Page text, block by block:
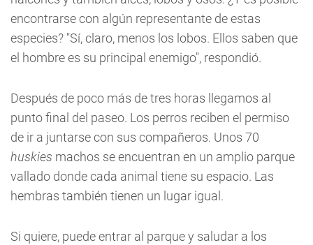
encontrarse con algún representante de estas
especies? "Sí, claro, menos los lobos. Ellos saben que
el hombre es su principal enemigo", respondió.
Después de poco más de tres horas llegamos al
punto final del paseo. Los perros reciben el permiso
de ir a juntarse con sus compañeros. Unos 70
huskies machos se encuentran en un amplio parque
vallado donde cada animal tiene su espacio. Las
hembras también tienen un lugar igual.
Si quiere, puede entrar al parque y saludar a los